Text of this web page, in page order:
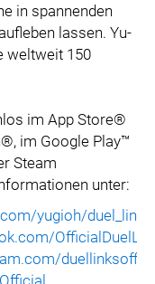
in spannenden
lassen. Yu-
weltweit 150
im App Store®
im Google Play™
Steam
unter:
yugioh/